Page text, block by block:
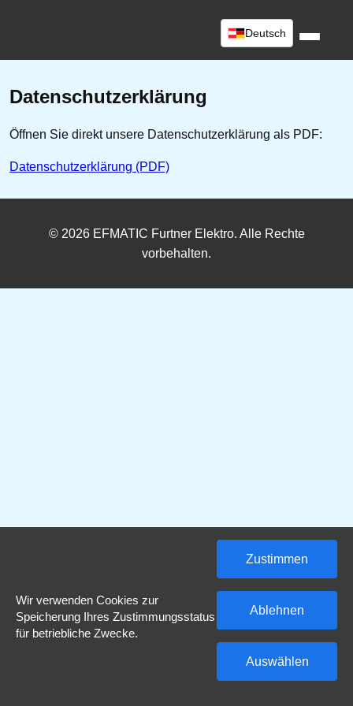
Deutsch
Datenschutzerklärung
Öffnen Sie direkt unsere Datenschutzerklärung als PDF:
Datenschutzerklärung (PDF)
© 2026 EFMATIC Furtner Elektro. Alle Rechte
vorbehalten.
Wir verwenden Cookies zur
Speicherung Ihres Zustimmungsstatus
für betriebliche Zwecke.
Zustimmen
Ablehnen
Auswählen